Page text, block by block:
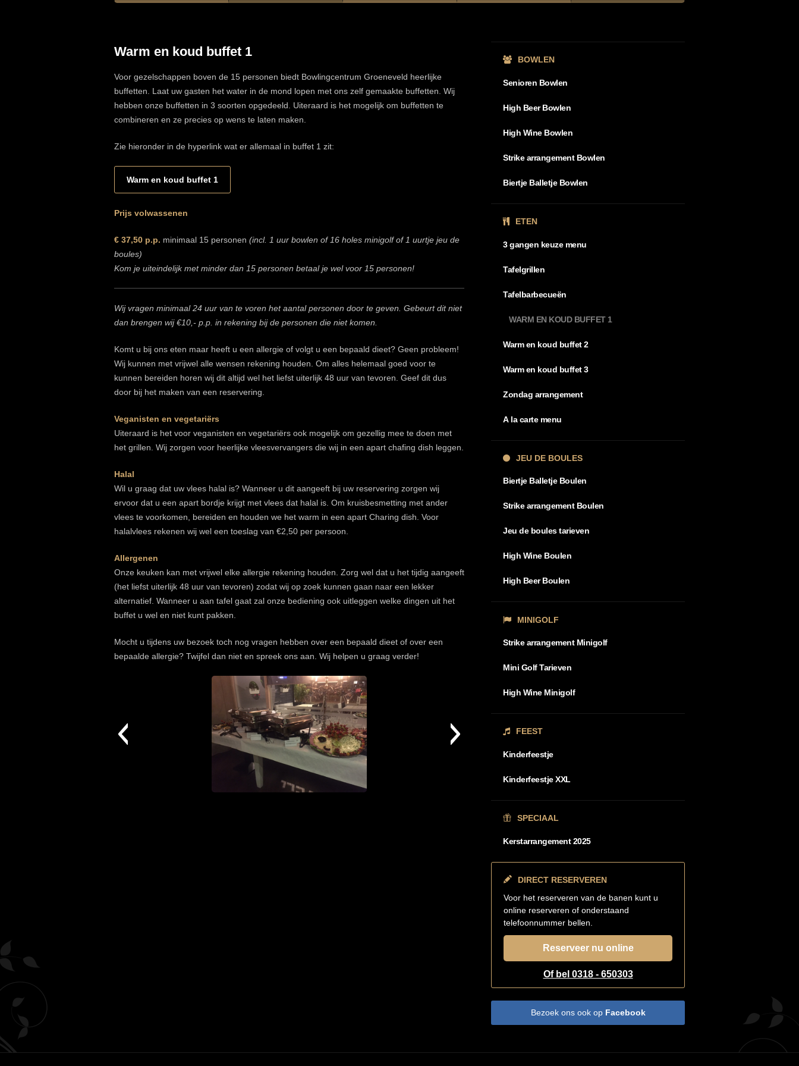
Warm en koud buffet 1
Voor gezelschappen boven de 15 personen biedt Bowlingcentrum Groeneveld heerlijke
buffetten. Laat uw gasten het water in de mond lopen met ons zelf gemaakte buffetten. Wij
hebben onze buffetten in 3 soorten opgedeeld. Uiteraard is het mogelijk om buffetten te
combineren en ze precies op wens te laten maken.
Zie hieronder in de hyperlink wat er allemaal in buffet 1 zit:
Warm en koud buffet 1
Prijs volwassenen
€ 37,50 p.p. minimaal 15 personen (incl. 1 uur bowlen of 16 holes minigolf of 1 uurtje jeu de
boules)
Kom je uiteindelijk met minder dan 15 personen betaal je wel voor 15 personen!
Wij vragen minimaal 24 uur van te voren het aantal personen door te geven. Gebeurt dit niet
dan brengen wij €10,- p.p. in rekening bij de personen die niet komen.
Komt u bij ons eten maar heeft u een allergie of volgt u een bepaald dieet? Geen probleem!
Wij kunnen met vrijwel alle wensen rekening houden. Om alles helemaal goed voor te
kunnen bereiden horen wij dit altijd wel het liefst uiterlijk 48 uur van tevoren. Geef dit dus
door bij het maken van een reservering.
Veganisten en vegetariërs
Uiteraard is het voor veganisten en vegetariërs ook mogelijk om gezellig mee te doen met
het grillen. Wij zorgen voor heerlijke vleesvervangers die wij in een apart chafing dish leggen.
Halal
Wil u graag dat uw vlees halal is? Wanneer u dit aangeeft bij uw reservering zorgen wij
ervoor dat u een apart bordje krijgt met vlees dat halal is. Om kruisbesmetting met ander
vlees te voorkomen, bereiden en houden we het warm in een apart Charing dish. Voor
halalvlees rekenen wij wel een toeslag van €2,50 per persoon.
Allergenen
Onze keuken kan met vrijwel elke allergie rekening houden. Zorg wel dat u het tijdig aangeeft
(het liefst uiterlijk 48 uur van tevoren) zodat wij op zoek kunnen gaan naar een lekker
alternatief. Wanneer u aan tafel gaat zal onze bediening ook uitleggen welke dingen uit het
buffet u wel en niet kunt pakken.
Mocht u tijdens uw bezoek toch nog vragen hebben over een bepaald dieet of over een
bepaalde allergie? Twijfel dan niet en spreek ons aan. Wij helpen u graag verder!
BOWLEN
Senioren Bowlen
High Beer Bowlen
High Wine Bowlen
Strike arrangement Bowlen
Biertje Balletje Bowlen
ETEN
3 gangen keuze menu
Tafelgrillen
Tafelbarbecueën
WARM EN KOUD BUFFET 1
Warm en koud buffet 2
Warm en koud buffet 3
Zondag arrangement
A la carte menu
JEU DE BOULES
Biertje Balletje Boulen
Strike arrangement Boulen
Jeu de boules tarieven
High Wine Boulen
High Beer Boulen
MINIGOLF
Strike arrangement Minigolf
Mini Golf Tarieven
High Wine Minigolf
FEEST
Kinderfeestje
Kinderfeestje XXL
SPECIAAL
Kerstarrangement 2025
DIRECT RESERVEREN
Voor het reserveren van de banen kunt u
online reserveren of onderstaand
telefoonnummer bellen.
Reserveer nu online
Of bel 0318 - 650303
Bezoek ons ook op Facebook